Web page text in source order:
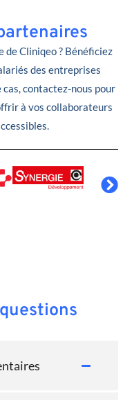
Cliniqeo ? Bénéficiez
des entreprises
cas, contactez-nous pour
à vos collaborateurs